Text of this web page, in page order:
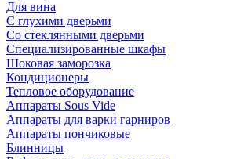
Для вина
С глухими дверьми
Со стеклянными дверьми
Специализированные шкафы
Шоковая заморозка
Кондиционеры
Тепловое оборудование
Аппараты Sous Vide
Аппараты для варки гарниров
Аппараты пончиковые
Блинницы